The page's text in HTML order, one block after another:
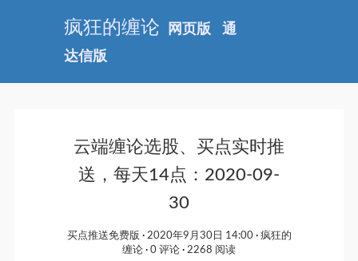
疯狂的缠论 网页版
通
达信版
云端缠论选股、买点实时推
送，每天14点：2020-09-
30
买点推送免费版 2020年9月30日 14:00
疯狂的
缠论
0 评论 2268 阅读